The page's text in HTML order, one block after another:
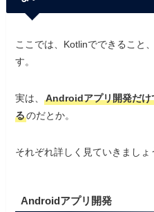
ここでは、Kotlinでできること
す。
実は、Androidアプリ開発だけ
るのだとか。
それぞれ詳しく見ていきましょ
Androidアプリ開発